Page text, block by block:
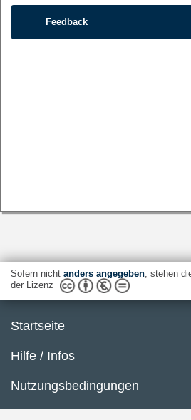
Feedback
Sofern nicht anders angegeben, stehen
der Lizenz
Startseite
Hilfe / Infos
Nutzungsbedingungen